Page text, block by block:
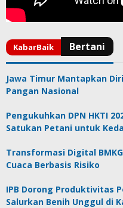
Jawa Timur Mantapkan
Pangan Nasional
Pengukuhkan DPN HKTI
Satukan Petani untuk
Transformasi Digital
Cuaca Berbasis Risiko
IPB Dorong Produktivitas
Salurkan Benih Unggul di